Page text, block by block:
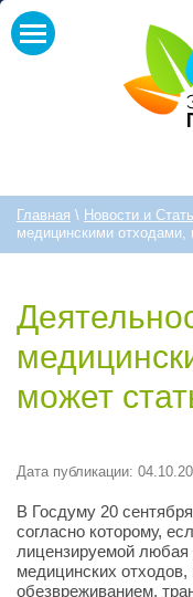
Главная \ Новости и
медицинскими отходами,
может
Дата публикации:
В Госдуму 20
согласно которому,
лицензируемой любая
медицинских
обезвреживанием,